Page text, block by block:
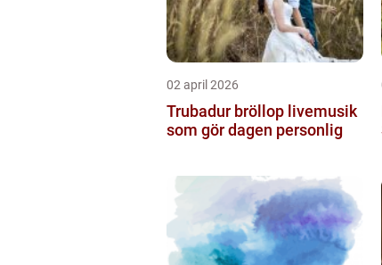
02 april 2026
Trubadur bröllop livemusik
som gör dagen personlig